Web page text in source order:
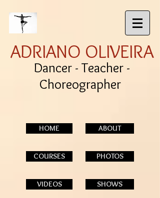
ADRIANO OLIVEIRA
Dancer - Teacher -
Choreographer
HOME ABOUT
COURSES PHOTOS
VIDEOS SHOWS